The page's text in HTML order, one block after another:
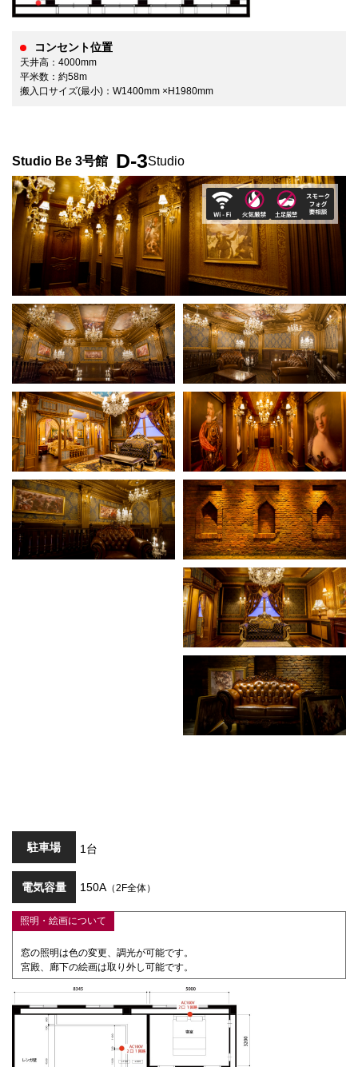
コンセント位置
天井高：4000mm
平米数：約58m
搬入口サイズ(最小)：W1400mm ×H1980mm
Studio Be 3号館 D-3Studio
駐車場 1台
電気容量 150A （2F全体）
照明・絵画について
窓の照明は色の変更、調光が可能です。
宮殿、廊下の絵画は取り外し可能です。